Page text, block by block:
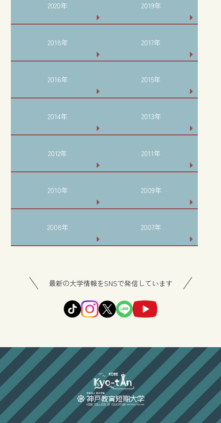
2020年 2019年
2018年 2017年
2016年 2015年
2014年 2013年
2012年 2011年
2010年 2009年
2008年 2007年
最新の大学情報をSNSで発信しています